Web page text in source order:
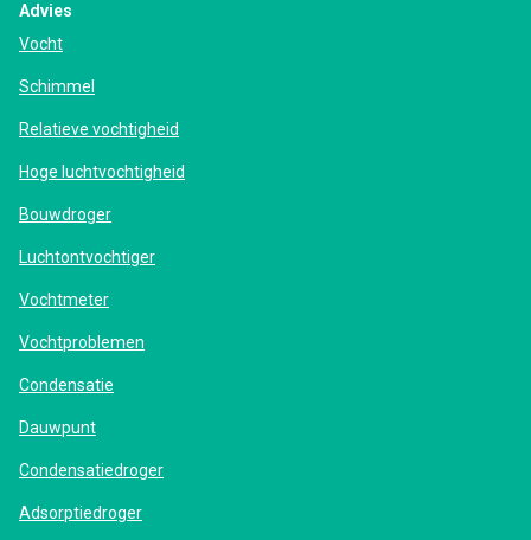
Advies
Vocht
Schimmel
Relatieve vochtigheid
Hoge luchtvochtigheid
Bouwdroger
Luchtontvochtiger
Vochtmeter
Vochtproblemen
Condensatie
Dauwpunt
Condensatiedroger
Adsorptiedroger